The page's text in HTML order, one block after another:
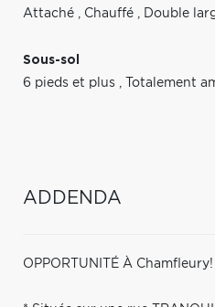
Attaché , Chauffé , Double
Sous-sol
6 pieds et plus , Totalement
ADDENDA
OPPORTUNITÉ À Chamfleury!